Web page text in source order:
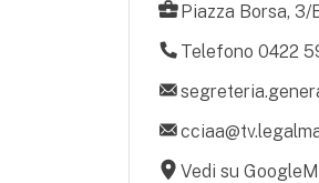
Piazza Borsa, 3/
Telefono 0422
Vedi su